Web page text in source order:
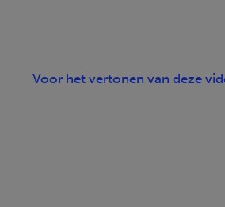
Voor het vertonen van deze